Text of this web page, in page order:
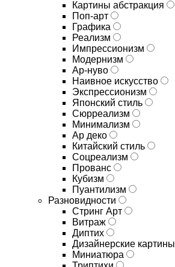
Картины абстракция
Поп-арт
Графика
Реализм
Импрессионизм
Модернизм
Ар-нуво
Наивное искусство
Экспрессионизм
Японский стиль
Сюрреализм
Минимализм
Ар деко
Китайский стиль
Соцреализм
Прованс
Кубизм
Пуантилизм
Разновидности
Стринг Арт
Витраж
Диптих
Дизайнерские картины
Миниатюра